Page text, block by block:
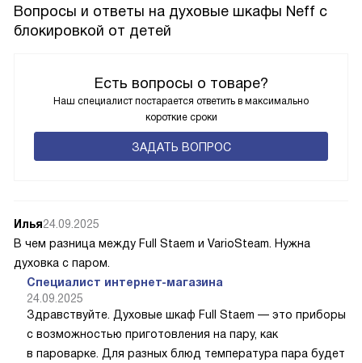
Вопросы и ответы на духовые шкафы Neff с
блокировкой от детей
Есть вопросы о товаре?
Наш специалист постарается ответить в максимально
короткие сроки
ЗАДАТЬ ВОПРОС
Илья24.09.2025
В чем разница между Full Staem и VarioSteam. Нужна
духовка с паром.
Специалист интернет-магазина
24.09.2025
Здравствуйте. Духовые шкаф Full Staem — это приборы
с возможностью приготовления на пару, как
в пароварке. Для разных блюд температура пара будет